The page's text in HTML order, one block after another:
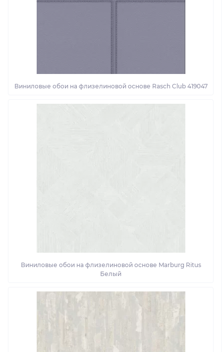
Виниловые обои на флизелиновой основе Rasch Club 419047
Виниловые обои на флизелиновой основе Marburg Ritus
Белый